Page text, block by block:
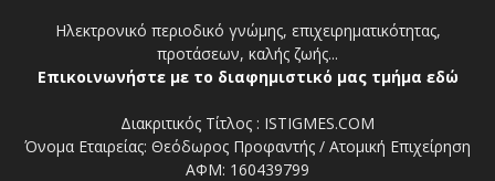
Ηλεκτρονικό περιοδικό γνώμης, επιχειρηματικότητας,
προτάσεων, καλής ζωής...
Επικοινωνήστε με το διαφημιστικό μας τμήμα εδώ
Διακριτικός Τίτλος : ISTIGMES.COM
Όνομα Εταιρείας: Θεόδωρος Προφαντής / Ατομική Επιχείρηση
ΑΦΜ: 160439799